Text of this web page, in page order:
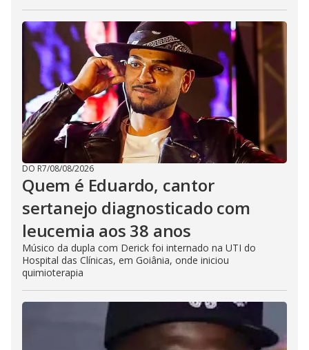
DO R7/08/08/2026
Quem é Eduardo, cantor
sertanejo diagnosticado com
leucemia aos 38 anos
Músico da dupla com Derick foi internado na UTI do
Hospital das Clínicas, em Goiânia, onde iniciou
quimioterapia